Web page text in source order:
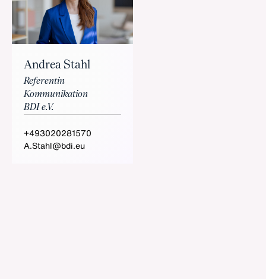
Andrea Stahl
Referentin
Kommunikation
BDI e.V.
+493020281570
A.Stahl@bdi.eu